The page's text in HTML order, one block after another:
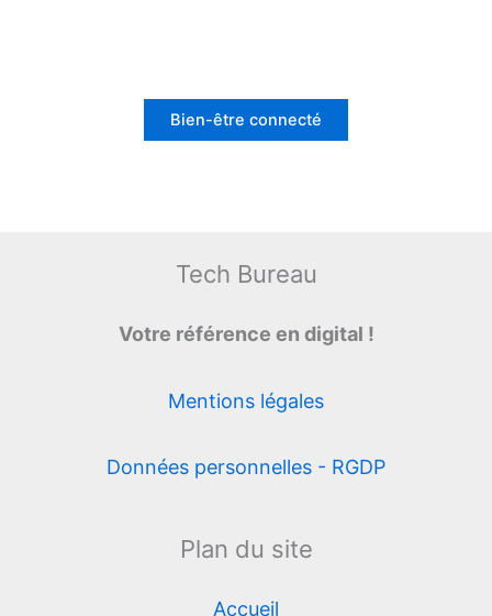
Bien-être connecté
Tech Bureau
Votre référence en digital !
Mentions légales
Données personnelles - RGDP
Plan du site
Accueil